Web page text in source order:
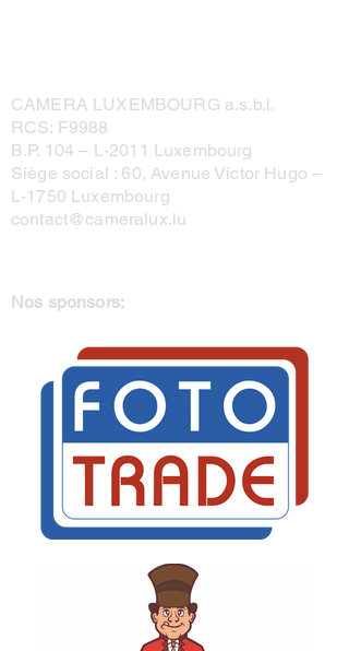
CAMERA LUXEMBOURG a.s.b.l.
RCS: F9988
B.P. 104 – L-2011 Luxembourg
Siège social : 60, Avenue Victor Hugo –
L-1750 Luxembourg
contact@cameralux.lu
Nos sponsors: